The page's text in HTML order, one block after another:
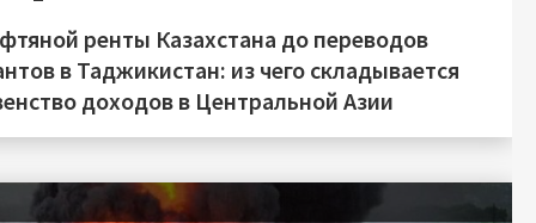
ренты Казахстана до переводов
в Таджикистан: из чего складывается
доходов в Центральной Азии